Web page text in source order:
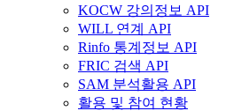
KOCW 강의정보 API
WILL 연계 API
Rinfo 통계정보 API
FRIC 검색 API
SAM 분석활용 API
활용 및 참여 현황